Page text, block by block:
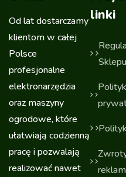
Od lat dostarczamy
klientom w całej
Polsce
profesjonalne
elektronarzędzia
oraz maszyny
ogrodowe, które
ułatwiają codzienną
pracę i pozwalają
realizować nawet
linki
Sklepu